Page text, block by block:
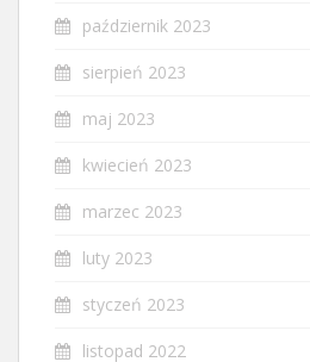
październik 2023
sierpień 2023
maj 2023
kwiecień 2023
marzec 2023
luty 2023
styczeń 2023
listopad 2022